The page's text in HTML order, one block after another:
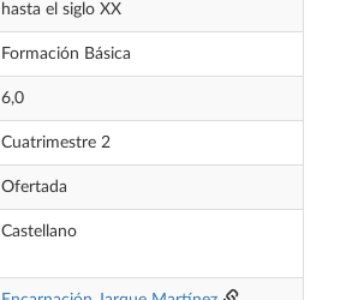
hasta el siglo XX
Formación Básica
6,0
Cuatrimestre 2
Ofertada
Castellano